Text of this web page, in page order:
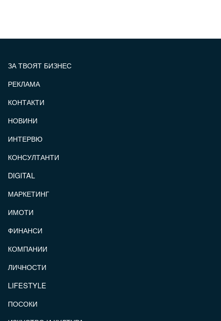
ЗА ТВОЯТ БИЗНЕС
РЕКЛАМА
КОНТАКТИ
НОВИНИ
ИНТЕРВЮ
КОНСУЛТАНТИ
DIGITAL
МАРКЕТИНГ
ИМОТИ
ФИНАНСИ
КОМПАНИИ
ЛИЧНОСТИ
LIFESTYLE
ПОСОКИ